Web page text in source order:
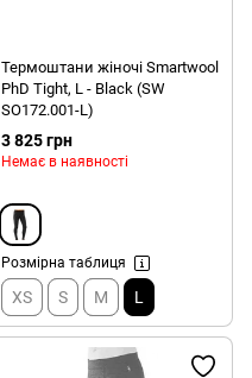
Термоштани жіночі Smartwool
PhD Tight, L - Black (SW
SO172.001-L)
3 825 грн
Немає в наявності
Розмірна таблиця
XS S M L